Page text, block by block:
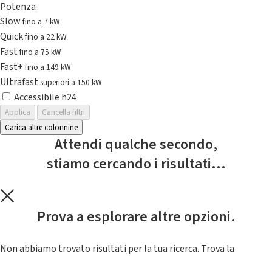
Potenza
Slowfino a 7 kW
Quickfino a 22 kW
Fastfino a 75 kW
Fast+fino a 149 kW
Ultrafast superiori a 150 kW
Accessibile h24
Applica
Cancella filtri
Carica altre colonnine
Attendi qualche secondo,
stiamo cercando i risultati...
Prova a esplorare altre opzioni.
Non abbiamo trovato risultati per la tua ricerca. Trova la